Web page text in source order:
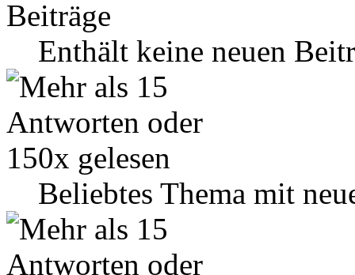
Enthält keine neuen
Beliebtes Thema mit